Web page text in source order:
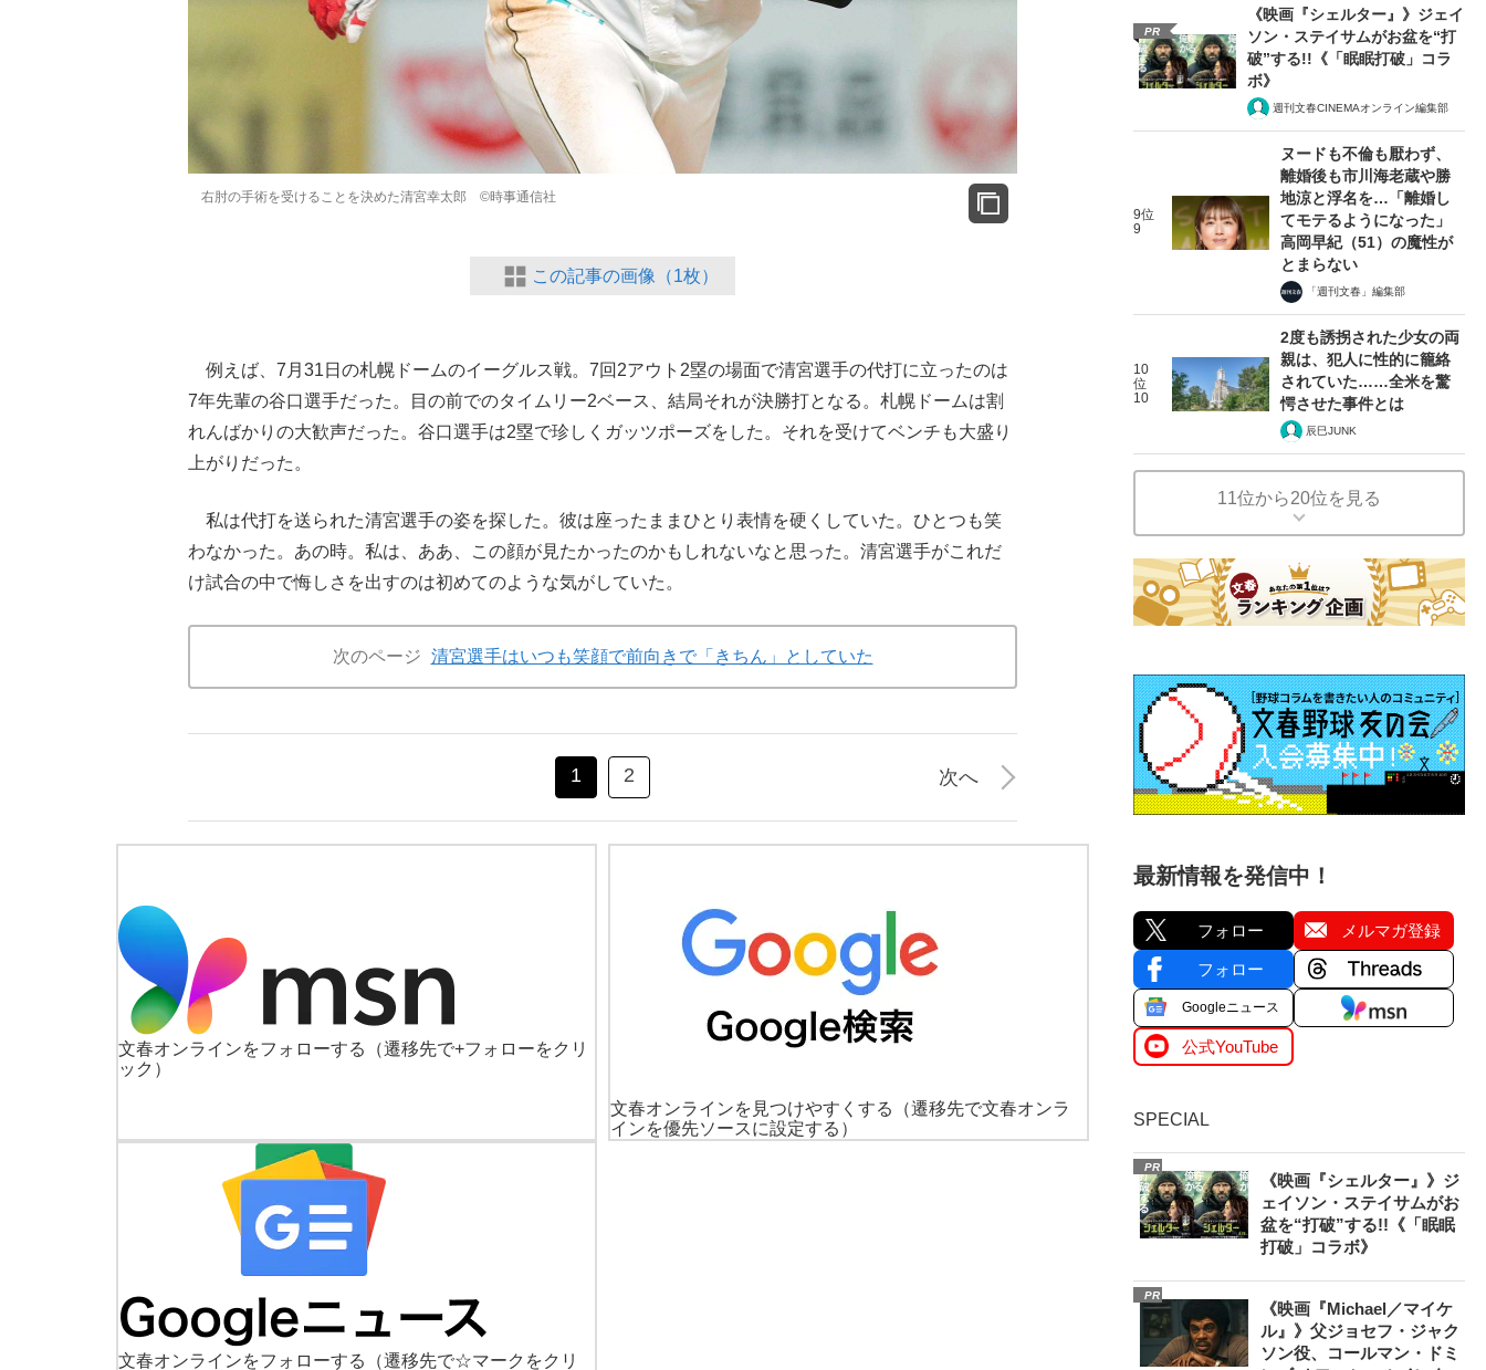
右肘の手術を受けることを決めた清宮幸太郎 ©時事通信社
この記事の画像（1枚）
例えば、7月31日の札幌ドームのイーグルス戦。7回2アウト2塁の場面で清宮選手の代打に立ったのは
7年先輩の谷口選手だった。目の前でのタイムリー2ベース、結局それが決勝打となる。札幌ドームは割
れんばかりの大歓声だった。谷口選手は2塁で珍しくガッツポーズをした。それを受けてベンチも大盛り
上がりだった。
私は代打を送られた清宮選手の姿を探した。彼は座ったままひとり表情を硬くしていた。ひとつも笑
わなかった。あの時。私は、ああ、この顔が見たかったのかもしれないなと思った。清宮選手がこれだ
け試合の中で悔しさを出すのは初めてのような気がしていた。
次のページ 清宮選手はいつも笑顔で前向きで「きちん」としていた
1 2 次へ
文春オンラインをフォローする
（遷移先で+フォローをクリ
ック）
文春オンラインを見つけやすくする
（遷移先で文春オンラ
インを優先ソースに設定する）
文春オンラインをフォローする （遷移先で☆マークをクリ
PR
《映画『シェルター』》ジェイ
ソン・ステイサムがお盆を“打
破”する!!《「眠眠打破」コラ
ボ》
週刊文春CINEMAオンライン編集部
9位
9
ヌードも不倫も厭わず、
離婚後も市川海老蔵や勝
地涼と浮名を…「離婚し
てモテるようになった」
高岡早紀（51）の魔性が
とまらない
「週刊文春」編集部
10
位
10
2度も誘拐された少女の両
親は、犯人に性的に籠絡
されていた……全米を驚
愕させた事件とは
辰巳JUNK
11位から20位を見る
最新情報を発信中！
フォロー メルマガ登録
フォロー
Googleニュース
公式YouTube
SPECIAL
PR
《映画『シェルター』》ジ
ェイソン・ステイサムがお
盆を“打破”する!!《「眠眠
打破」コラボ》
PR
《映画『Michael／マイケ
ル』》父ジョセフ・ジャク
ソン役、コールマン・ドミ